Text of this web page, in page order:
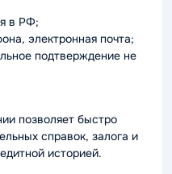
в РФ;
электронная почта;
подтверждение не
позволяет быстро
справок, залога и
историей.